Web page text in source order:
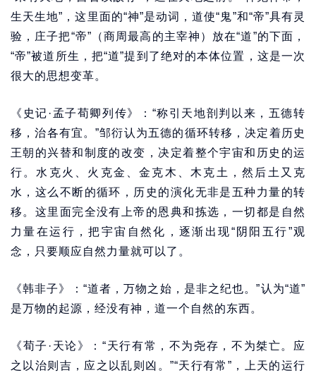
生天生地”，这里面的“神”是动词，道使“鬼”和“帝”具有灵
验，庄子把“帝”（商周最高的主宰神）放在“道”的下面，
“帝”被道所生，把“道”提到了绝对的本体位置，这是一次
很大的思想变革。
《史记·孟子荀卿列传》：“称引天地剖判以来，五德转
移，治各有宜。”邹衍认为五德的循环转移，决定着历史
王朝的兴替和制度的改变，决定着整个宇宙和历史的运
行。水克火、火克金、金克木、木克土，然后土又克
水，这么不断的循环，历史的演化无非是五种力量的转
移。这里面完全没有上帝的恩典和拣选，一切都是自然
力量在运行，把宇宙自然化，逐渐出现“阴阳五行”观
念，只要顺应自然力量就可以了。
《韩非子》：“道者，万物之始，是非之纪也。”认为“道”
是万物的起源，经没有神，道一个自然的东西。
《荀子·天论》：“天行有常，不为尧存，不为桀亡。应
之以治则吉，应之以乱则凶。”“天行有常”，上天的运行